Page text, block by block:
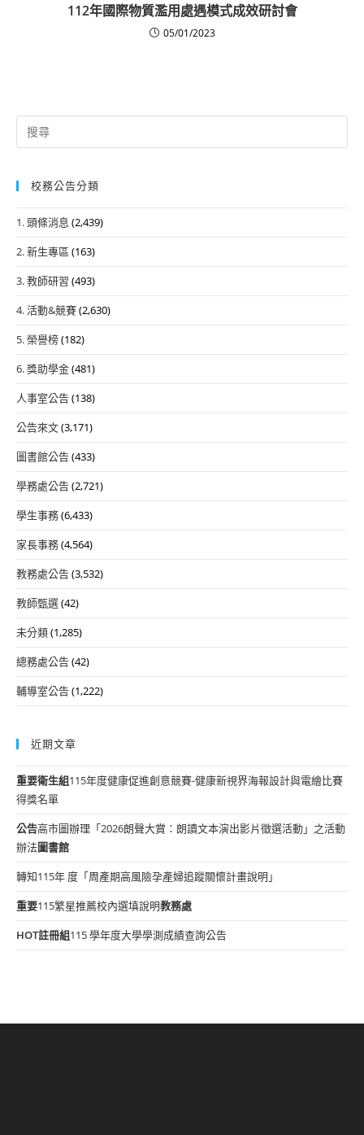
112年國際物質濫用處遇模式成效研討會
05/01/2023
Search
for:
校務公告分類
1. 頭條消息 (2,439)
2. 新生專區 (163)
3. 教師研習 (493)
4. 活動&競賽(2,630)
5. 榮譽榜(182)
6. 獎助學金(481)
人事室公告(138)
公告來文(3,171)
圖書館公告(433)
學務處公告(2,721)
學生事務(6,433)
家長事務(4,564)
教務處公告(3,532)
教師甄選(42)
未分類(1,285)
總務處公告(42)
輔導室公告(1,222)
近期文章
重要衛生組115年度健康促進創意競賽-健康新視界海報設計與電繪比賽
得獎名單
公告高市圖辦理「2026朗聲大賞：朗讀文本演出影片徵選活動」之活動
辦法圖書館
轉知115年 度「周產期高風險孕產婦追蹤關懷計畫說明」
重要115繁星推薦校內選填說明教務處
HOT註冊組115 學年度大學學測成績查詢公告